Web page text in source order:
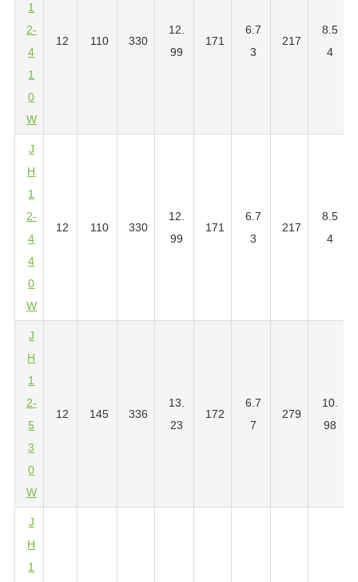
1
2-
4
1
0
W
12 110 330
12.
99
171
6.7
3
217
8.5
4
J
H
1
2-
4
4
0
W
12 110 330
12.
99
171
6.7
3
217
8.5
4
J
H
1
2-
5
3
0
W
12 145 336
13.
23
172
6.7
7
279
10.
98
J
H
1